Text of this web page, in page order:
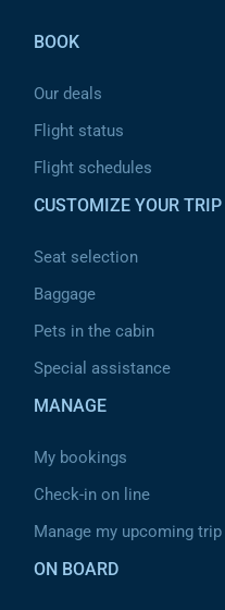
BOOK
Our deals
Flight status
Flight schedules
CUSTOMIZE YOUR TRIP
Seat selection
Baggage
Pets in the cabin
Special assistance
MANAGE
My bookings
Check-in on line
Manage my upcoming trip
ON BOARD